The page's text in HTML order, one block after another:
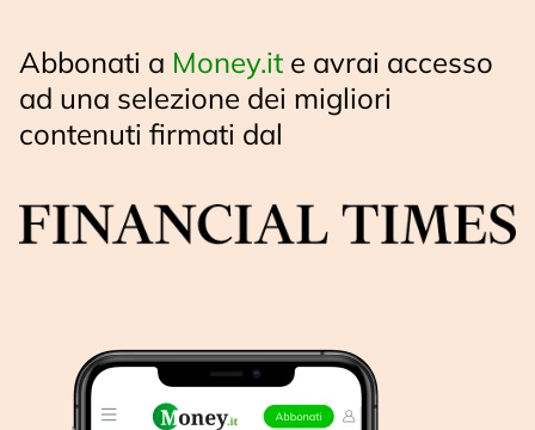
Abbonati a Money.it e avrai accesso
ad una selezione dei migliori
contenuti firmati dal